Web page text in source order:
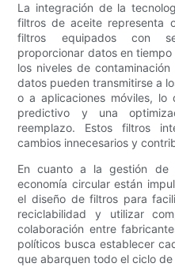
La integración de la
filtros de aceite representa
filtros equipados con
proporcionar datos en
los niveles de
datos pueden transmitirse a
o a aplicaciones móviles, lo
predictivo y una
reemplazo. Estos filtros
cambios innecesarios y
En cuanto a la gestión de
economía circular están
el diseño de filtros para
reciclabilidad y utilizar
colaboración entre
políticos busca establecer
que abarquen todo el ciclo